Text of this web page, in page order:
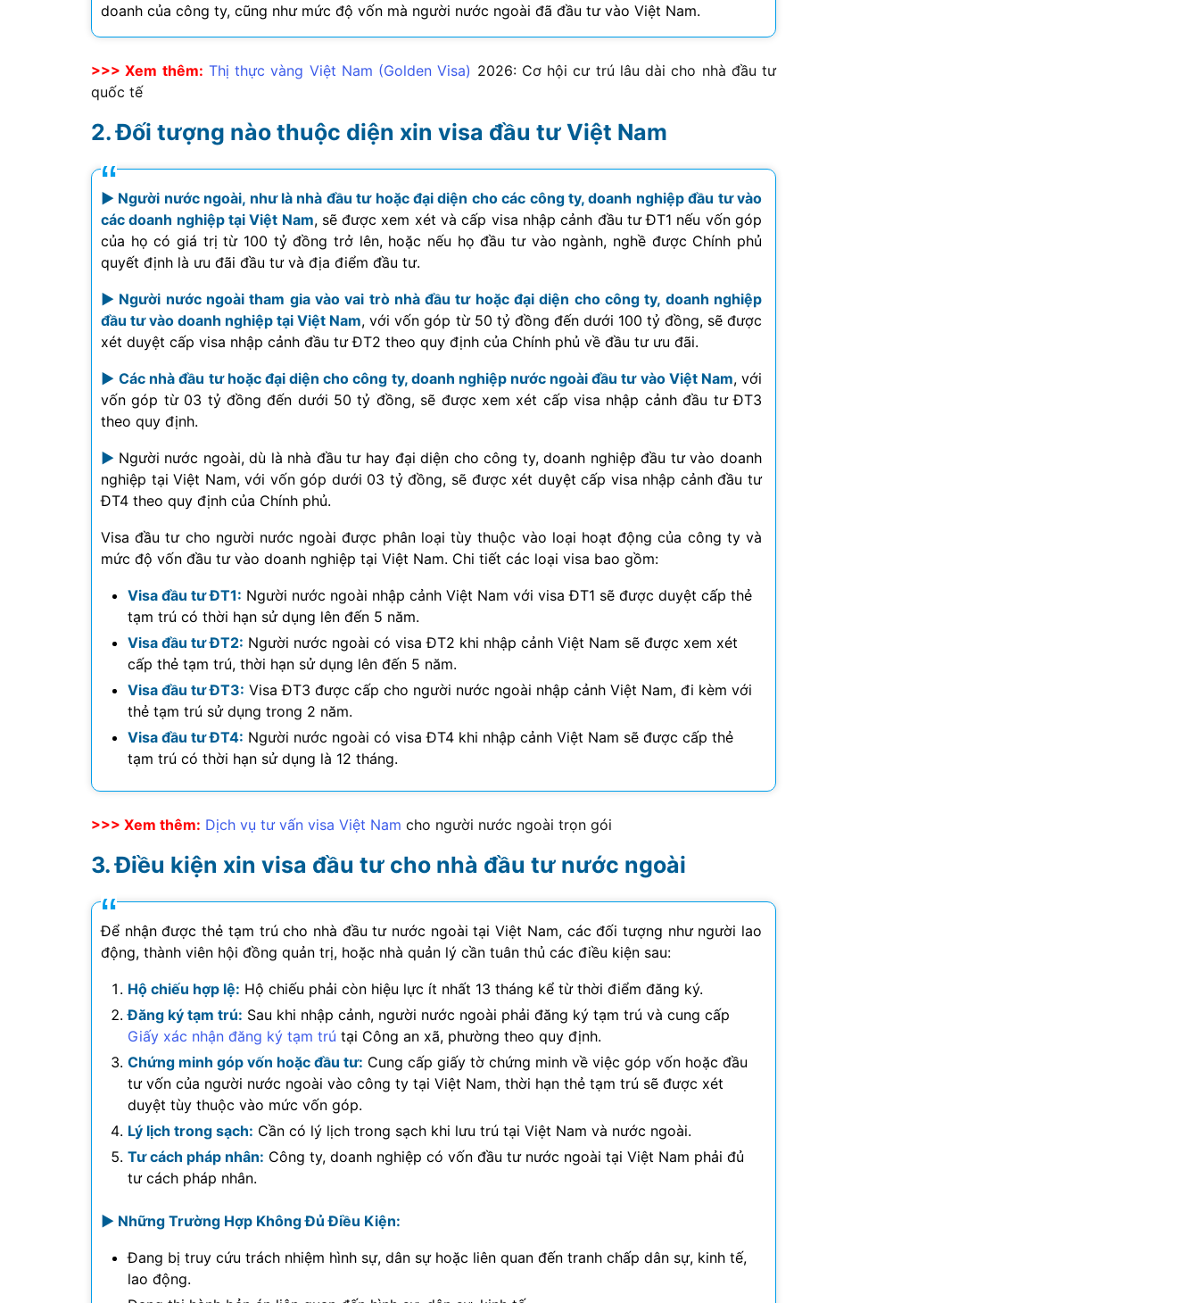
doanh của công ty, cũng như mức độ vốn mà người nước ngoài đã đầu tư vào Việt Nam.
>>> Xem thêm: Thị thực vàng Việt Nam (Golden Visa) 2026: Cơ hội cư trú lâu dài cho nhà đầu tư
quốc tế
Đối tượng nào thuộc diện xin visa đầu tư Việt Nam
► Người nước ngoài, như là nhà đầu tư hoặc đại diện cho các công ty, doanh nghiệp đầu tư vào
các doanh nghiệp tại Việt Nam, sẽ được xem xét và cấp visa nhập cảnh đầu tư ĐT1 nếu vốn góp
của họ có giá trị từ 100 tỷ đồng trở lên, hoặc nếu họ đầu tư vào ngành, nghề được Chính phủ
quyết định là ưu đãi đầu tư và địa điểm đầu tư.
► Người nước ngoài tham gia vào vai trò nhà đầu tư hoặc đại diện cho công ty, doanh nghiệp
đầu tư vào doanh nghiệp tại Việt Nam, với vốn góp từ 50 tỷ đồng đến dưới 100 tỷ đồng, sẽ được
xét duyệt cấp visa nhập cảnh đầu tư ĐT2 theo quy định của Chính phủ về đầu tư ưu đãi.
► Các nhà đầu tư hoặc đại diện cho công ty, doanh nghiệp nước ngoài đầu tư vào Việt Nam, với
vốn góp từ 03 tỷ đồng đến dưới 50 tỷ đồng, sẽ được xem xét cấp visa nhập cảnh đầu tư ĐT3
theo quy định.
► Người nước ngoài, dù là nhà đầu tư hay đại diện cho công ty, doanh nghiệp đầu tư vào doanh
nghiệp tại Việt Nam, với vốn góp dưới 03 tỷ đồng, sẽ được xét duyệt cấp visa nhập cảnh đầu tư
ĐT4 theo quy định của Chính phủ.
Visa đầu tư cho người nước ngoài được phân loại tùy thuộc vào loại hoạt động của công ty và
mức độ vốn đầu tư vào doanh nghiệp tại Việt Nam. Chi tiết các loại visa bao gồm:
Visa đầu tư ĐT1: Người nước ngoài nhập cảnh Việt Nam với visa ĐT1 sẽ được duyệt cấp thẻ
tạm trú có thời hạn sử dụng lên đến 5 năm.
Visa đầu tư ĐT2: Người nước ngoài có visa ĐT2 khi nhập cảnh Việt Nam sẽ được xem xét
cấp thẻ tạm trú, thời hạn sử dụng lên đến 5 năm.
Visa đầu tư ĐT3: Visa ĐT3 được cấp cho người nước ngoài nhập cảnh Việt Nam, đi kèm với
thẻ tạm trú sử dụng trong 2 năm.
Visa đầu tư ĐT4: Người nước ngoài có visa ĐT4 khi nhập cảnh Việt Nam sẽ được cấp thẻ
tạm trú có thời hạn sử dụng là 12 tháng.
>>> Xem thêm: Dịch vụ tư vấn visa Việt Nam cho người nước ngoài trọn gói
Điều kiện xin visa đầu tư cho nhà đầu tư nước ngoài
Để nhận được thẻ tạm trú cho nhà đầu tư nước ngoài tại Việt Nam, các đối tượng như người lao
động, thành viên hội đồng quản trị, hoặc nhà quản lý cần tuân thủ các điều kiện sau:
Hộ chiếu hợp lệ: Hộ chiếu phải còn hiệu lực ít nhất 13 tháng kể từ thời điểm đăng ký.
Đăng ký tạm trú: Sau khi nhập cảnh, người nước ngoài phải đăng ký tạm trú và cung cấp
Giấy xác nhận đăng ký tạm trú tại Công an xã, phường theo quy định.
Chứng minh góp vốn hoặc đầu tư: Cung cấp giấy tờ chứng minh về việc góp vốn hoặc đầu
tư vốn của người nước ngoài vào công ty tại Việt Nam, thời hạn thẻ tạm trú sẽ được xét
duyệt tùy thuộc vào mức vốn góp.
Lý lịch trong sạch: Cần có lý lịch trong sạch khi lưu trú tại Việt Nam và nước ngoài.
Tư cách pháp nhân: Công ty, doanh nghiệp có vốn đầu tư nước ngoài tại Việt Nam phải đủ
tư cách pháp nhân.
► Những Trường Hợp Không Đủ Điều Kiện:
Đang bị truy cứu trách nhiệm hình sự, dân sự hoặc liên quan đến tranh chấp dân sự, kinh tế,
lao động.